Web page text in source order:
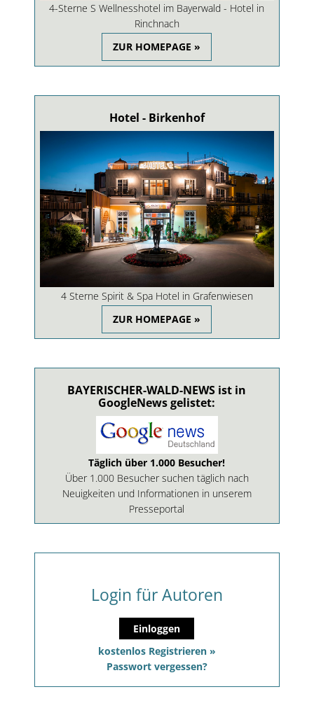
4-Sterne S Wellnesshotel im Bayerwald - Hotel in
Rinchnach
ZUR HOMEPAGE »
Hotel - Birkenhof
4 Sterne Spirit & Spa Hotel in Grafenwiesen
ZUR HOMEPAGE »
BAYERISCHER-WALD-NEWS ist in
GoogleNews gelistet:
Täglich über 1.000 Besucher!
Über 1.000 Besucher suchen täglich nach
Neuigkeiten und Informationen in unserem
Presseportal
Login für Autoren
Einloggen
kostenlos Registrieren »
Passwort vergessen?